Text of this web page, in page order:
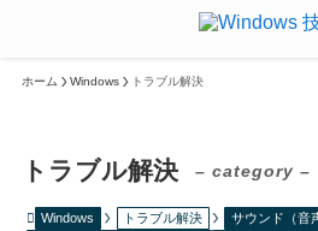
ホーム Windows トラブル解決
トラブル解決 – category –
Windows トラブル解決
サウンド（音